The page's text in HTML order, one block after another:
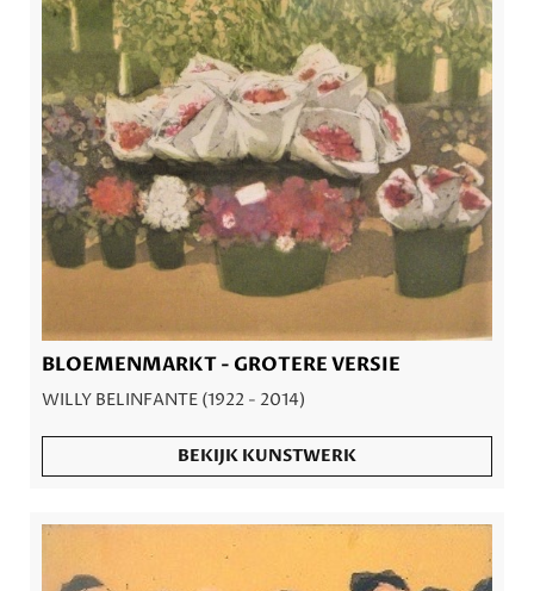
BLOEMENMARKT - GROTERE VERSIE
WILLY BELINFANTE (1922 - 2014)
BEKIJK KUNSTWERK